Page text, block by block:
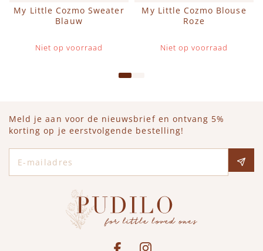
My Little Cozmo Sweater
Blauw
Niet op voorraad
My Little Cozmo Blouse
Roze
Niet op voorraad
Meld je aan voor de nieuwsbrief en ontvang 5%
korting op je eerstvolgende bestelling!
See our FacebookBekijk onze Instagram pagina